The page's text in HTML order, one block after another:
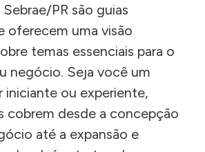
PR são guias
oferecem uma visão
temas essenciais para o
negócio. Seja você um
iniciante ou experiente,
cobrem desde a concepção
até a expansão e